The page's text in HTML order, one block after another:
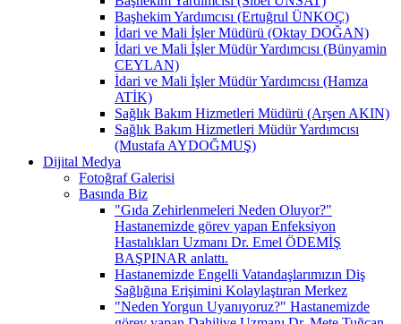
Başhekim Yardımcısı (Ertuğrul ÜNKOÇ)
İdari ve Mali İşler Müdürü (Oktay DOĞAN)
İdari ve Mali İşler Müdür Yardımcısı (Bünyamin
CEYLAN)
İdari ve Mali İşler Müdür Yardımcısı (Hamza
ATİK)
Sağlık Bakım Hizmetleri Müdürü (Arşen AKIN)
Sağlık Bakım Hizmetleri Müdür Yardımcısı
(Mustafa AYDOĞMUŞ)
Dijital Medya
Fotoğraf Galerisi
Basında Biz
"Gıda Zehirlenmeleri Neden Oluyor?"
Hastanemizde görev yapan Enfeksiyon
Hastalıkları Uzmanı Dr. Emel ÖDEMİŞ
BAŞPINAR anlattı.
Hastanemizde Engelli Vatandaşlarımızın Diş
Sağlığına Erişimini Kolaylaştıran Merkez
"Neden Yorgun Uyanıyoruz?" Hastanemizde